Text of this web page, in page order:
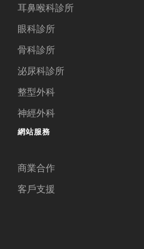
耳鼻喉科診所
眼科診所
骨科診所
泌尿科診所
整型外科
神經外科
網站服務
商業合作
客戶支援